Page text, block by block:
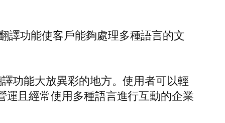
譯功能使客戶能夠處理多種語言的文
功能大放異彩的地方。使用者可以輕
運且經常使用多種語言進行互動的企業